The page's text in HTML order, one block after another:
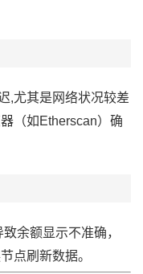
,尤其是网络状况较差
（如Etherscan）确
余额显示不准确，
点刷新数据。